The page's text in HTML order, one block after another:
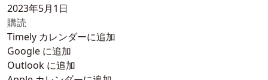
2023年5月1日
購読
Timely カレンダーに追加
Google に追加
Outlook に追加